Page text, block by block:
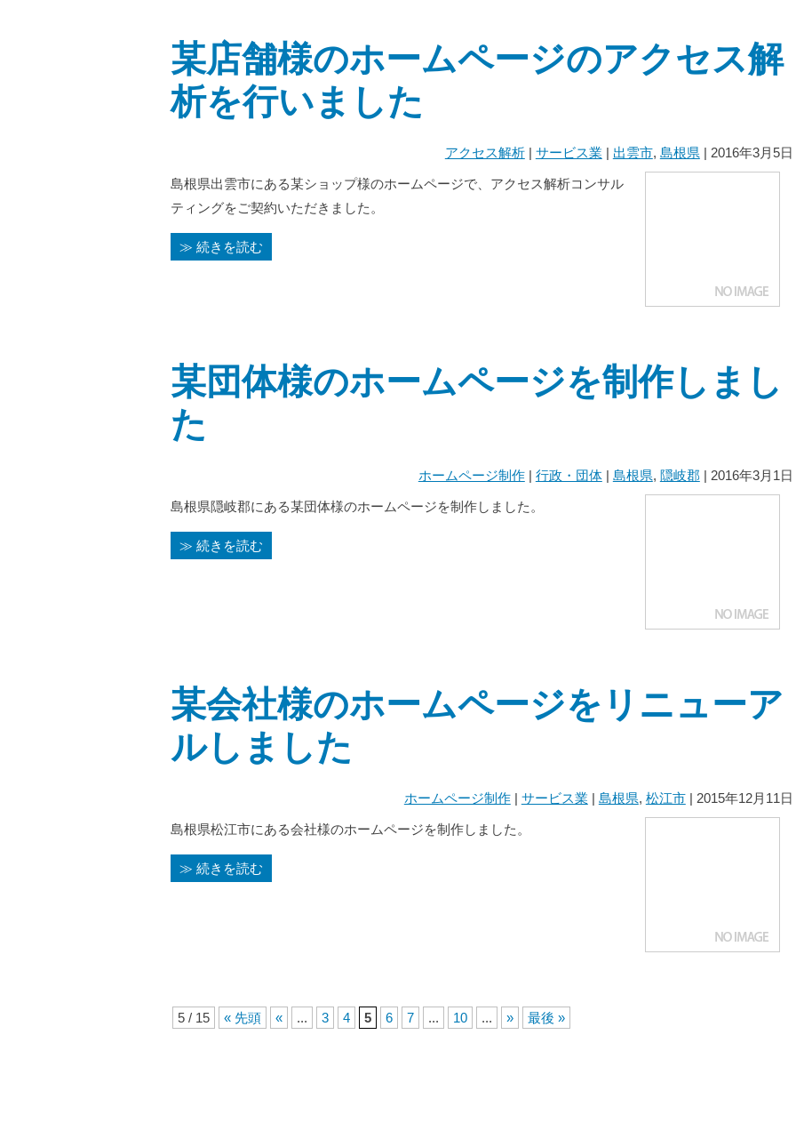
某店舗様のホームページのアクセス解
析を行いました
アクセス解析| サービス業 | 出雲市, 島根県 | 2016年3月5日
島根県出雲市にある某ショップ様のホームページで、アクセス解析コンサル
ティングをご契約いただきました。
≫ 続きを読む
某団体様のホームページを制作しまし
た
ホームページ制作| 行政・団体| 島根県, 隠岐郡 | 2016年3月1日
島根県隠岐郡にある某団体様のホームページを制作しました。
≫ 続きを読む
某会社様のホームページをリニューア
ルしました
ホームページ制作| サービス業 | 島根県, 松江市| 2015年12月11日
島根県松江市にある会社様のホームページを制作しました。
≫ 続きを読む
5 / 15 « 先頭 « ... 3 4 5 6 7 ... 10 ... » 最後 »